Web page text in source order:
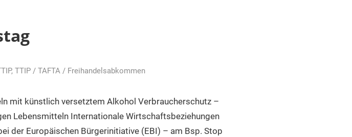
, TTIP / TAFTA / Freihandelsabkommen
mit künstlich versetztem Alkohol Verbraucherschutz –
Lebensmitteln Internationale Wirtschaftsbeziehungen
der Europäischen Bürgerinitiative (EBI) – am Bsp. Stop